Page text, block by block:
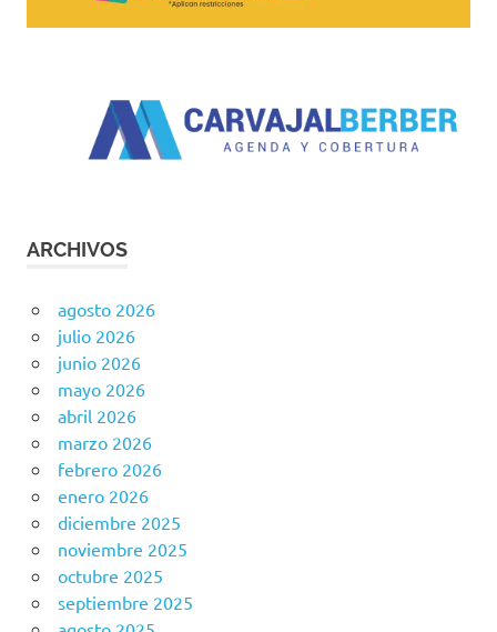
ARCHIVOS
agosto 2026
julio 2026
junio 2026
mayo 2026
abril 2026
marzo 2026
febrero 2026
enero 2026
diciembre 2025
noviembre 2025
octubre 2025
septiembre 2025